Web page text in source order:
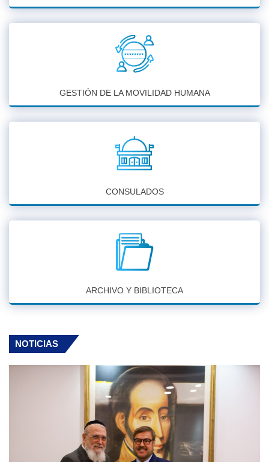
GESTIÓN DE LA MOVILIDAD HUMANA
CONSULADOS
ARCHIVO Y BIBLIOTECA
NOTICIAS